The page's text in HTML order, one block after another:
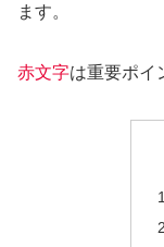
ます。
赤文字は重要ポイ